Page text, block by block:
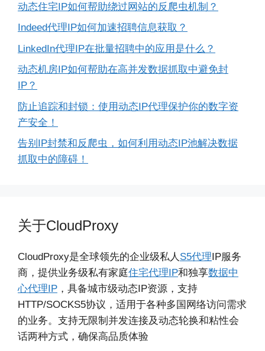
动态住宅IP如何帮助绕过网站的反爬虫机制？
Indeed代理IP如何加速招聘信息获取？
LinkedIn代理IP在批量招聘中的应用是什么？
动态机房IP如何帮助在高并发数据抓取中避免封
IP？
防止追踪和封锁：使用动态IP代理保护你的数字资
产安全！
告别IP封禁和反爬虫，如何利用动态IP池解决数据
抓取中的障碍！
关于CloudProxy
CloudProxy是全球领先的企业级私人 S5代理IP服务
商，提供业务级私有家庭住宅代理IP和独享数据中
心代理IP ，具备城市级动态IP资源，支持
HTTP/SOCKS5协议，适用于各种多国网络访问需求
的业务。支持无限制并发连接及动态轮换和粘性会
话两种方式，确保高品质体验